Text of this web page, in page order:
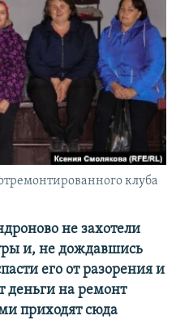
клуба
не захотели
и, не дождавшись
его от разорения и
деньги на ремонт
приходят сюда